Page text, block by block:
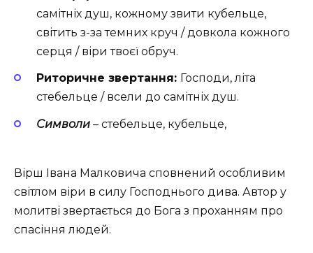
самітніх душ, кожному звити кубельце,
світить з-за темних круч / довкола кожного
серця / віри твоєї обруч.
Риторичне звертання: Господи, літа
стебельце / всели до самітніх душ.
Символи – стебельце, кубельце,
Вірш Івана Малковича сповнений особливим
світлом віри в силу Господнього дива. Автор у
молитві звертається до Бога з проханням про
спасіння людей.